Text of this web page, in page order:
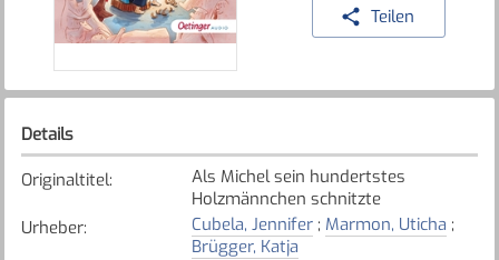
Teilen
Details
Originaltitel:
Als Michel sein hundertstes
Holzmännchen schnitzte
Urheber: Cubela, Jennifer; Marmon, Uticha ;
Brügger, Katja